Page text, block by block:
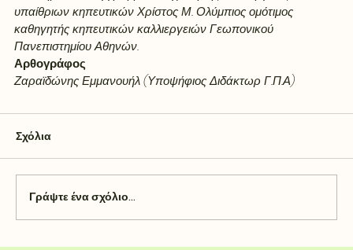
υπαίθριων κηπευτικών Χρίστος Μ. Ολύμπιος ομότιμος
καθηγητής κηπευτικών καλλιεργειών Γεωπονικού
Πανεπιστημίου Αθηνών.
Αρθογράφος
Ζαραϊδώνης Εμμανουήλ (Υποψήφιος Διδάκτωρ Γ.Π.Α)
Σχόλια
Γράψτε ένα σχόλιο...